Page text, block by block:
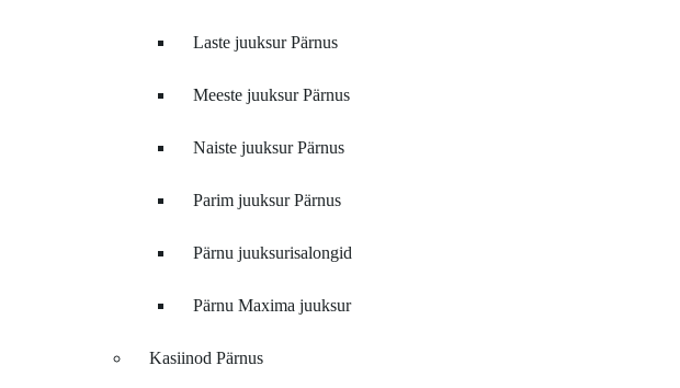
Laste juuksur Pärnus
Meeste juuksur Pärnus
Naiste juuksur Pärnus
Parim juuksur Pärnus
Pärnu juuksurisalongid
Pärnu Maxima juuksur
Kasiinod Pärnus